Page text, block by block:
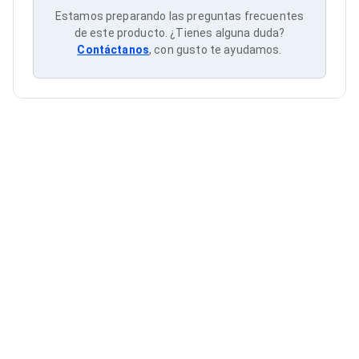
Cables KVM
Fuentes de Poder
Enfriamiento para Servidores
Servidores
Estamos preparando las preguntas frecuentes
de este producto. ¿Tienes alguna duda?
Contáctanos, con gusto te ayudamos.